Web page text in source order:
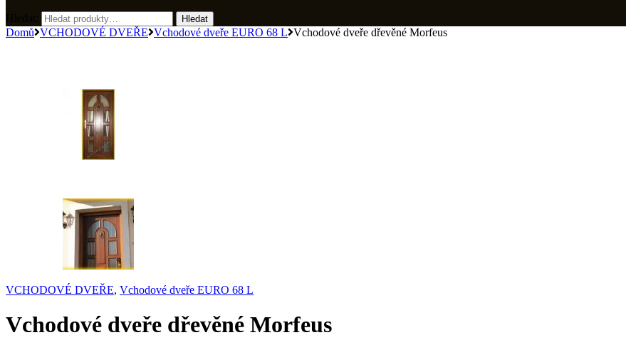
Hledat
Domů VCHODOVÉ DVEŘE Vchodové dveře EURO 68 L Vchodové dveře dřevěné Morfeus
VCHODOVÉ DVEŘE, Vchodové dveře EURO 68 L
Vchodové dveře dřevěné Morfeus